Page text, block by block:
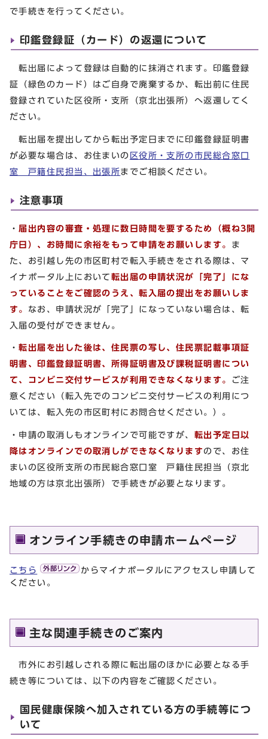
で手続きを行ってください。
印鑑登録証（カード）の返還について
転出届によって登録は自動的に抹消されます。印鑑登録
証（緑色のカード）はご自身で廃棄するか、転出前に住民
登録されていた区役所・支所（京北出張所）へ返還してく
ださい。
転出届を提出してから転出予定日までに印鑑登録証明書
が必要な場合は、お住まいの 区役所・支所の市民総合窓口
室 戸籍住民担当、出張所までご相談ください。
注意事項
・ 届出内容の審査・処理に数日時間を要するため（概ね3開
庁日）、お時間に余裕をもって申請をお願いします。 ま
た、お引越し先の市区町村で転入手続きをされる際は、マ
イナポータル上において 転出届の申請状況が「完了」にな
っていることをご確認のうえ、転入届の提出をお願いしま
す。 なお、申請状況が「完了」になっていない場合は、転
入届の受付ができません。
・転出届を出した後は、住民票の写し、住民票記載事項証
明書、印鑑登録証明書、所得証明書及び課税証明書につい
て、コンビニ交付サービスが利用できなくなります。
ご注
意ください（転入先でのコンビニ交付サービスの利用につ
いては、転入先の市区町村にお問合せください。）。
・申請の取消しもオンラインで可能ですが、 転出予定日以
降はオンラインでの取消しができなくなります ので、お住
まいの区役所支所の市民総合窓口室 戸籍住民担当（京北
地域の方は京北出張所）で手続きが必要となります。
オンライン手続きの申請ホームぺージ
こちら
からマイナポータルにアクセスし申請して
ください。
主な関連手続きのご案内
市外にお引越しされる際に転出届のほかに必要となる手
続き等については、以下の内容をご確認ください。
国民健康保険へ加入されている方の手続等につ
いて